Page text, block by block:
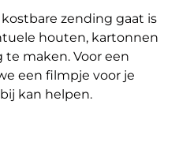
zending gaat is
houten, kartonnen
maken. Voor een
een filmpje voor je
kan helpen.